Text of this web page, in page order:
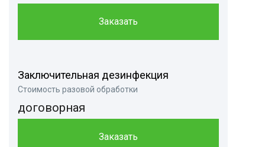
Заказать
Заключительная дезинфекция
Стоимость разовой обработки
договорная
Заказать